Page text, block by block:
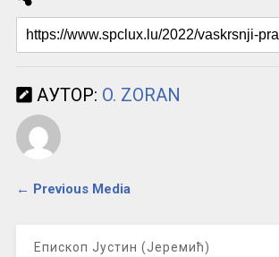
АУТОР: O. ZORAN
← Previous Media
Епископ Јустин (Јеремић)